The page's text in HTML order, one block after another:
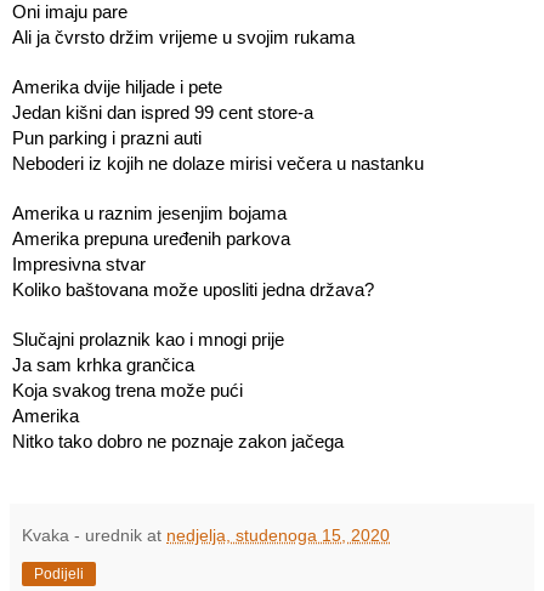
Oni imaju pare
Ali ja čvrsto držim vrijeme u svojim rukama
Amerika dvije hiljade i pete
Jedan kišni dan ispred 99 cent store-a
Pun parking i prazni auti
Neboderi iz kojih ne dolaze mirisi večera u nastanku
Amerika u raznim jesenjim bojama
Amerika prepuna uređenih parkova
Impresivna stvar
Koliko baštovana može uposliti jedna država?
Slučajni prolaznik kao i mnogi prije
Ja sam krhka grančica
Koja svakog trena može pući
Amerika
Nitko tako dobro ne poznaje zakon jačega
Kvaka - urednik at nedjelja, studenoga 15, 2020
Podijeli